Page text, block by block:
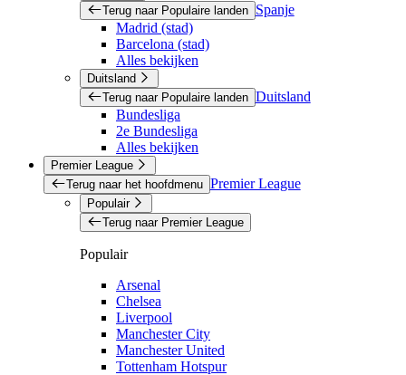
Terug naar Populaire landen
Spanje
Madrid (stad)
Barcelona (stad)
Alles bekijken
Duitsland
Terug naar Populaire landen Duitsland
Bundesliga
2e Bundesliga
Alles bekijken
Premier League
Terug naar het hoofdmenu Premier League
Populair
Terug naar Premier League
Populair
Arsenal
Chelsea
Liverpool
Manchester City
Manchester United
Tottenham Hotspur